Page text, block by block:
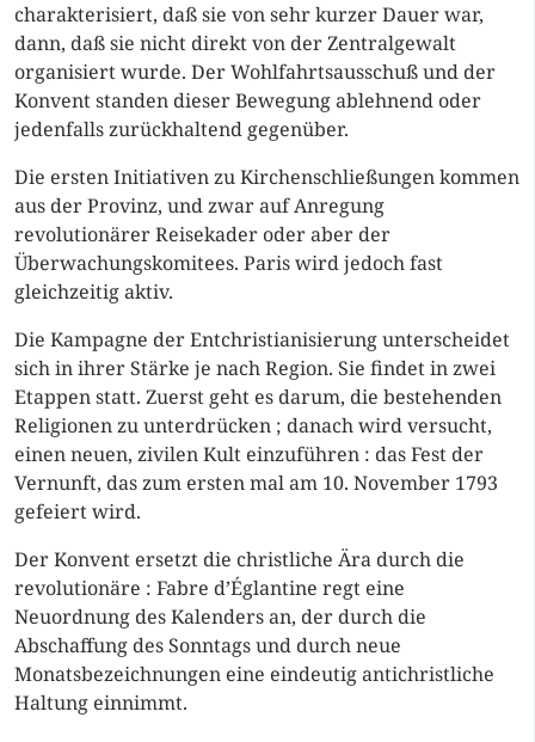
charakterisiert, daß sie von sehr kurzer Dauer war,
dann, daß sie nicht direkt von der Zentralgewalt
organisiert wurde. Der Wohlfahrtsausschuß und der
Konvent standen dieser Bewegung ablehnend oder
jedenfalls zurückhaltend gegenüber.
Die ersten Initiativen zu Kirchenschließungen kommen
aus der Provinz, und zwar auf Anregung
revolutionärer Reisekader oder aber der
Überwachungskomitees. Paris wird jedoch fast
gleichzeitig aktiv.
Die Kampagne der Entchristianisierung unterscheidet
sich in ihrer Stärke je nach Region. Sie findet in zwei
Etappen statt. Zuerst geht es darum, die bestehenden
Religionen zu unterdrücken ; danach wird versucht,
einen neuen, zivilen Kult einzuführen : das Fest der
Vernunft, das zum ersten mal am 10. November 1793
gefeiert wird.
Der Konvent ersetzt die christliche Ära durch die
revolutionäre : Fabre d’Églantine regt eine
Neuordnung des Kalenders an, der durch die
Abschaffung des Sonntags und durch neue
Monatsbezeichnungen eine eindeutig antichristliche
Haltung einnimmt.